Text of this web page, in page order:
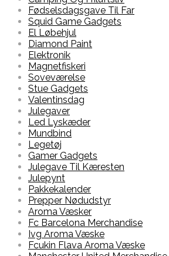
Fødselsdagsgave Til Far
Squid Game Gadgets
El Løbehjul
Diamond Paint
Elektronik
Magnetfiskeri
Soveværelse
Stue Gadgets
Valentinsdag
Julegaver
Led Lyskæder
Mundbind
Legetøj
Gamer Gadgets
Julegave Til Kæresten
Julepynt
Pakkekalender
Prepper Nødudstyr
Aroma Væsker
Fc Barcelona Merchandise
Ivg Aroma Væske
Fcukin Flava Aroma Væske